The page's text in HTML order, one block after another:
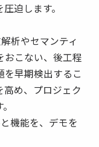
迫します。
析やセマンティ
おこない、後工程
早期検出するこ
高め、プロジェク
機能を、デモを